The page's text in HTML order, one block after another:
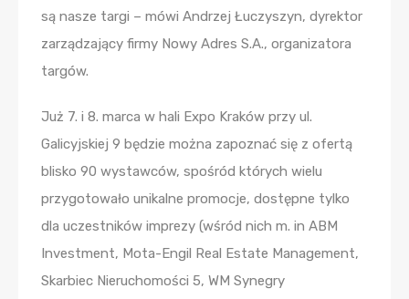
są nasze targi – mówi Andrzej Łuczyszyn, dyrektor
zarządzający firmy Nowy Adres S.A., organizatora
targów.
Już 7. i 8. marca w hali Expo Kraków przy ul.
Galicyjskiej 9 będzie można zapoznać się z ofertą
blisko 90 wystawców, spośród których wielu
przygotowało unikalne promocje, dostępne tylko
dla uczestników imprezy (wśród nich m. in ABM
Investment, Mota-Engil Real Estate Management,
Skarbiec Nieruchomości 5, WM Synegry